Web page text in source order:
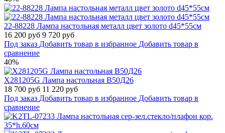
22-88228 Лампа настольная металл цвет золото d45*55см
16 200 руб 9 720 руб
Под заказ Добавить товар в избранное Добавить товар в
сравнение
40%
X281205G Лампа настольная В50Д26
18 700 руб 11 220 руб
Под заказ Добавить товар в избранное Добавить товар в
сравнение